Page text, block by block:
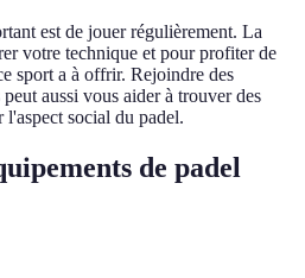
est de jouer régulièrement. La
votre technique et pour profiter de
sport a à offrir. Rejoindre des
aussi vous aider à trouver des
l'aspect social du padel.
de padel